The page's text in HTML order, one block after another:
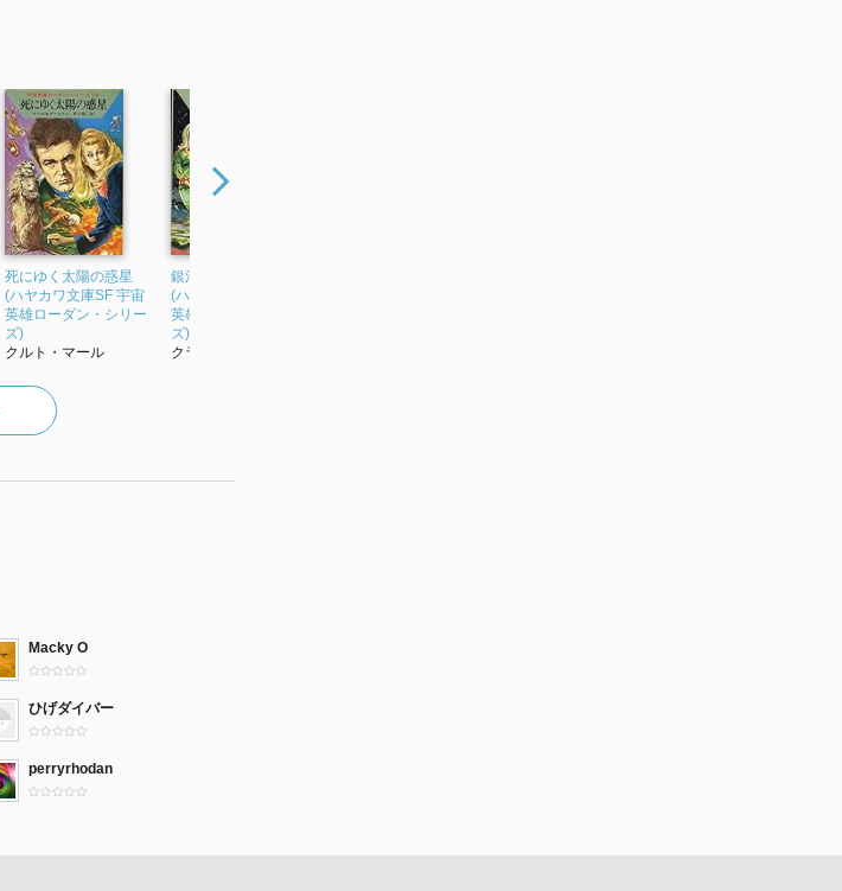
死にゆく太陽の惑星
(ハヤカワ文庫SF 宇宙
英雄ローダン・シリー
ズ)
クルト・マール
銀河の時空を抜けて
(ハヤカワ文庫SF 宇宙
英雄ローダン・シリー
ズ)
クラーク・ダール...
Macky O
ひげダイバー
perryrhodan